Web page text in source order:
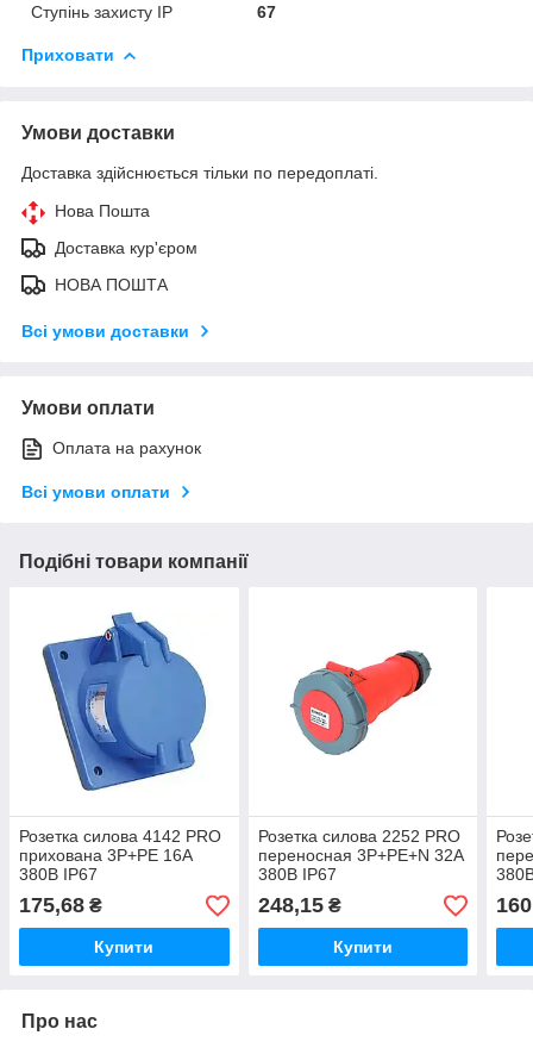
Ступінь захисту IP
67
Приховати
Умови доставки
Доставка здійснюється тільки по передоплаті.
Нова Пошта
Доставка кур'єром
НОВА ПОШТА
Всі умови доставки
Умови оплати
Оплата на рахунок
Всі умови оплати
Подібні товари компанії
Розетка силова 4142 PRO
прихована 3Р+PЕ 16А
380В IP67
175,68 ₴
Купити
Розетка силова 2252 PRO
переносная 3Р+PЕ+N 32А
380В IP67
248,15₴
Купити
Про нас